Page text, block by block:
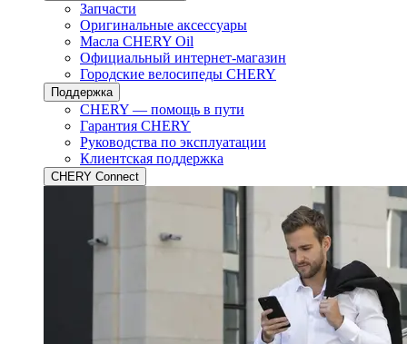
Запчасти
Оригинальные аксессуары
Масла CHERY Oil
Официальный интернет-магазин
Городские велосипеды CHERY
Поддержка
CHERY — помощь в пути
Гарантия CHERY
Руководства по эксплуатации
Клиентская поддержка
CHERY Connect